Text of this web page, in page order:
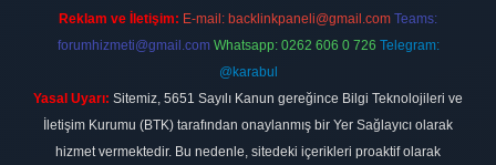
Reklam ve İletişim: E-mail: backlinkpaneli@gmail.com Teams:
forumhizmeti@gmail.com Whatsapp: 0262 606 0 726 Telegram:
@karabul
Yasal Uyarı: Sitemiz, 5651 Sayılı Kanun gereğince Bilgi Teknolojileri ve
İletişim Kurumu (BTK) tarafından onaylanmış bir Yer Sağlayıcı olarak
hizmet vermektedir. Bu nedenle, sitedeki içerikleri proaktif olarak